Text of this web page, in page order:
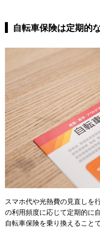
自転車保険は定期的
スマホ代や光熱費の見直しを
の利用頻度に応じて定期的に
自転車保険を乗り換えること